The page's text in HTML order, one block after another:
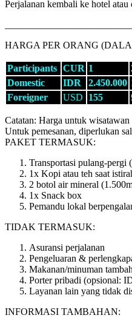
Perjalanan kembali ke hotel
HARGA PER ORANG
Participants CUR 1
Domestic
IDR 2.450.000
Foreigner
USD 155
Catatan: Harga untuk
Untuk pemesanan, diperlukan
PAKET TERMASUK:
Transportasi pulang-
1x Kopi atau teh saat
2 botol air mineral
1x Snack box
Pemandu lokal
TIDAK TERMASUK:
Asuransi perjalanan
Pengeluaran &
Makanan/minuman
Porter pribadi (opsional:
Layanan lain yang tidak
INFORMASI TAMBAHAN: